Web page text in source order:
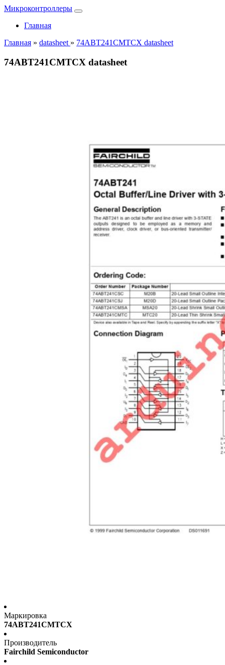
Микроконтроллеры
Главная
Главная » datasheet » 74ABT241CMTCX datasheet
74ABT241CMTCX datasheet
Маркировка
74ABT241CMTCX
Производитель
Fairchild Semiconductor